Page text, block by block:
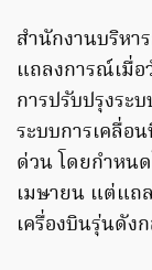
สำนักงานบริหา
แถลงการณ์เมื่อ
การปรับปรุงระ
ระบบการเคลื่อ
ด่วน โดยกำหน
เมษายน แต่แถ
เครื่องบินรุ่นดัง